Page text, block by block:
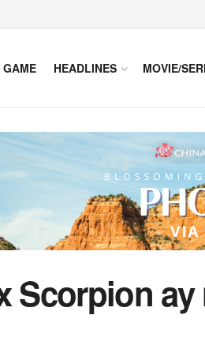
GAME HEADLINES MOVIE/
Scorpion